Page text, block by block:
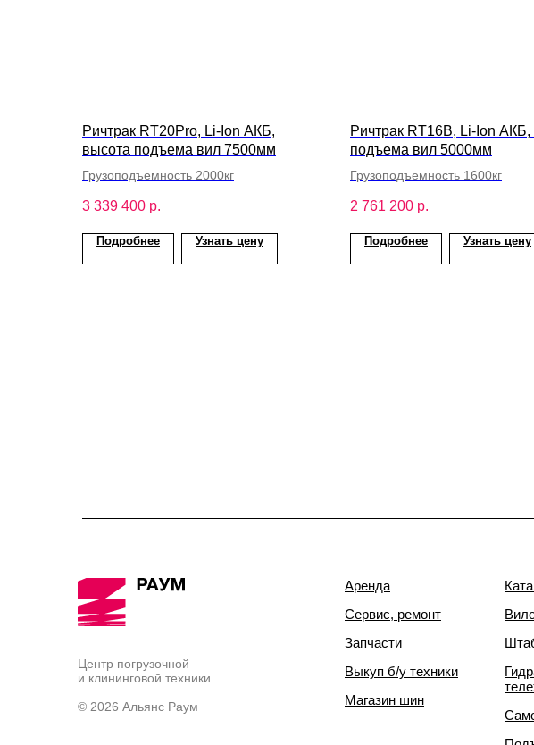
Ричтрак RT20Pro, Li-Ion АКБ,
высота подъема вил 7500мм
Грузоподъемность 2000кг
3 339 400 р.
Подробнее Узнать цену
Ричтрак RT16B, Li-Ion АКБ,
подъема вил 5000мм
Грузоподъемность 1600кг
2 761 200 р.
Подробнее Узнать цену
Центр погрузочной
и клининговой техники
© 2026 Альянс Раум
Аренда
Сервис, ремонт
Запчасти
Выкуп б/у техники
Магазин шин